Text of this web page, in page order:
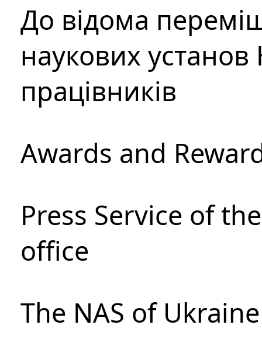
До відома
наукових установ
працівників
Awards and
Press Service of
office
The NAS of